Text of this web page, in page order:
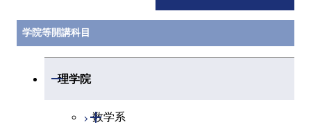
学院等開講科目
理学院
開閉
数学系
開閉